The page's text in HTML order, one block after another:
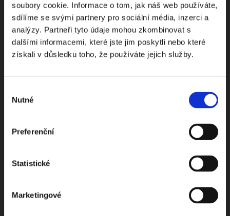
soubory cookie. Informace o tom, jak náš web používáte,
sdílíme se svými partnery pro sociální média, inzerci a
analýzy. Partneři tyto údaje mohou zkombinovat s
dalšími informacemi, které jste jim poskytli nebo které
získali v důsledku toho, že používáte jejich služby.
souhlasu
Nutné
Preferenční
Statistické
Marketingové
Odebírejte Beck-online
NEWS